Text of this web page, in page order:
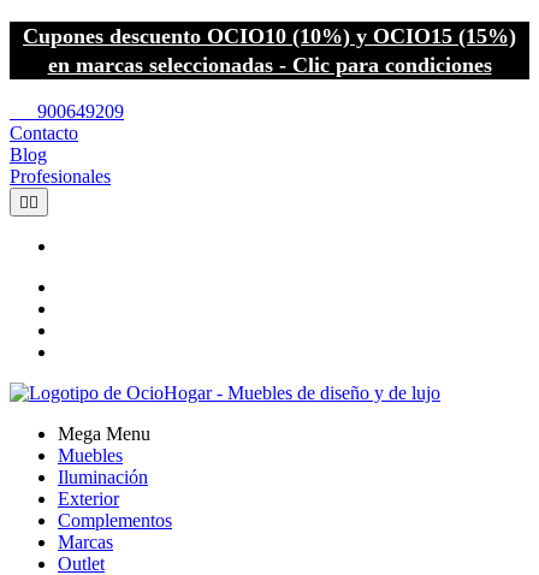
Cupones descuento OCIO10 (10%) y OCIO15 (15%)
en marcas seleccionadas - Clic para condiciones
900649209
Contacto
Blog
Profesionales
 
Mega Menu
Muebles
Iluminación
Exterior
Complementos
Marcas
Outlet